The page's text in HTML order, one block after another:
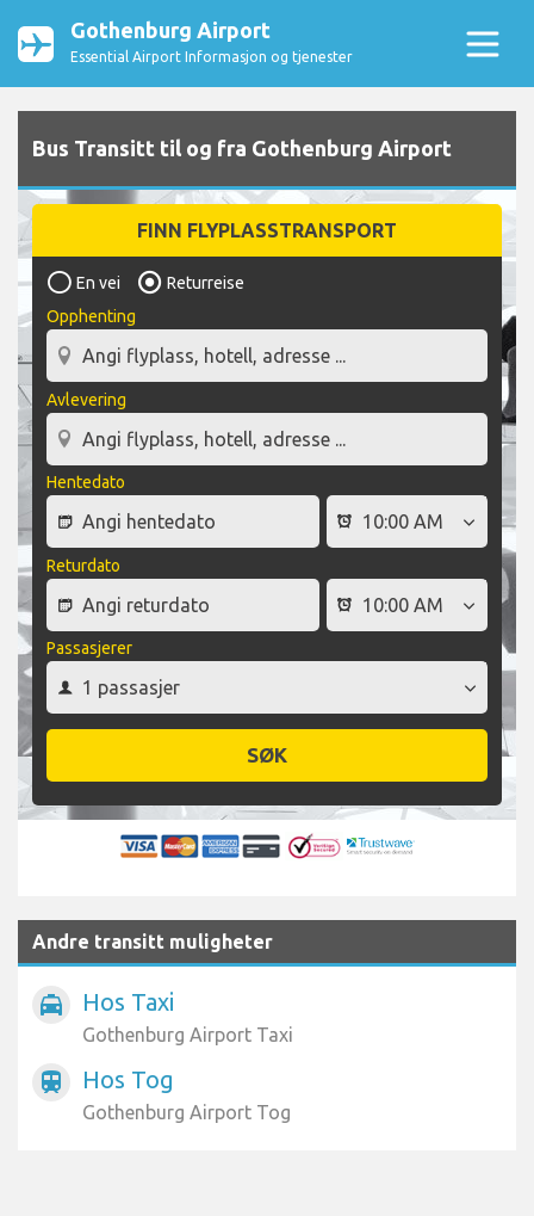
Gothenburg Airport
Essential Airport Informasjon og tjenester
Bus Transitt til og fra Gothenburg Airport
FINN FLYPLASSTRANSPORT
En vei
Returreise
Opphenting
Avlevering
Hentedato
Returdato
Passasjerer
SØK
Andre transitt muligheter
local_taxi Hos Taxi
Gothenburg Airport Taxi
train Hos Tog
Gothenburg Airport Tog